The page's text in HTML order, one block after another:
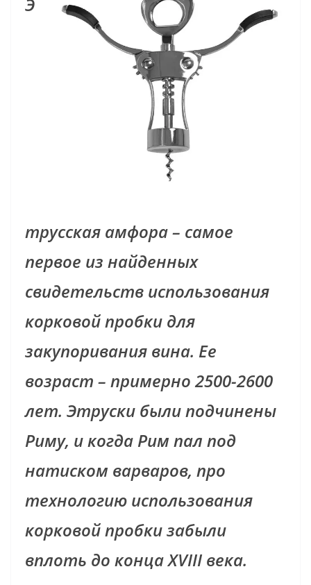
Э
трусская амфора – самое
первое из найденных
свидетельств использования
корковой пробки для
закупоривания вина. Ее
возраст – примерно 2500-2600
лет. Этруски были подчинены
Риму, и когда Рим пал под
натиском варваров, про
технологию использования
корковой пробки забыли
вплоть до конца XVIII века.